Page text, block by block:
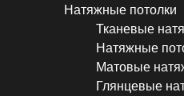
Натяжные потолки
Тканевые
Натяжные
Матовые
Глянцевые